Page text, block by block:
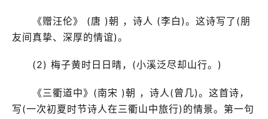
《赠汪伦》 (唐 )朝 ，诗人 (李白)。这诗写了(朋
友间真挚、深厚的情谊)。
(2) 梅子黄时日日晴，(小溪泛尽却山行。)
《三衢道中》(南宋 )朝 ，诗人(曾几)。这首诗，
写(一次初夏时节诗人在三衢山中旅行)的情景。第一句